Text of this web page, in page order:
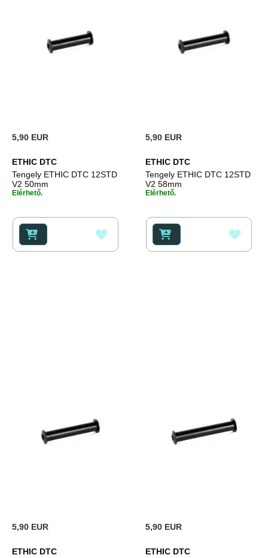
5,90 EUR
ETHIC DTC
Tengely ETHIC DTC 12STD
V2 50mm
Elérhető.
HOZZÁADÁS
A
5,90 EUR
ETHIC DTC
Tengely ETHIC DTC 12STD
V2 58mm
Elérhető.
A
5,90 EUR
ETHIC DTC
5,90 EUR
ETHIC DTC